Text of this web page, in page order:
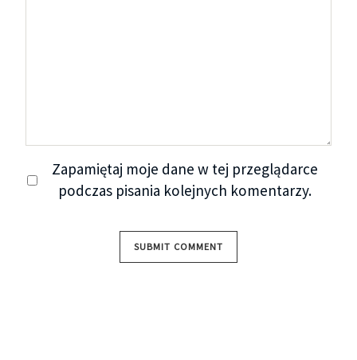
Zapamiętaj moje dane w tej przeglądarce
podczas pisania kolejnych komentarzy.